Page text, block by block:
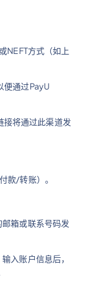
NEFT方式（如上
便通过PayU
接将通过此渠道发
款/转账）。
箱或联系号码发
入账户信息后，